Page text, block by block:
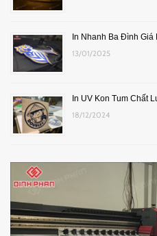
In Nhanh Ba Đình Giá
13/01/2025
In UV Kon Tum Chất
18/12/2024